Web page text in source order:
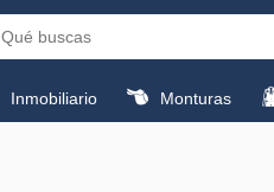
Inmobiliario Monturas